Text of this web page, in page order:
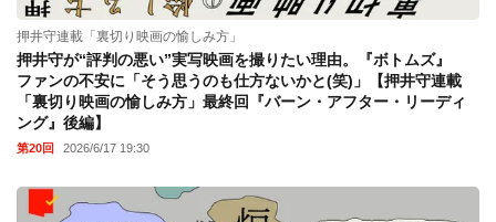
押井守連載「裏切り映画の愉しみ方」
押井守が“評判の悪い”実写映画を撮りたい理由。『ボトムズ』
ファンの不安に「そう思うのも仕方ないかと(笑)」【押井守連載
「裏切り映画の愉しみ方」最終回『バーン・アフター・リーディ
ング』後編】
第20回 2026/6/17 19:30